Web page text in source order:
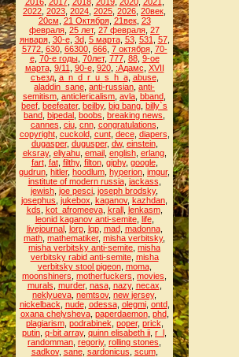
2022 2023 2024 2025 2026 20век
20см 21 Октября, 21век, 23
февраля 25 лет, 27 февраля 27
января, 30-е, 3d, 5 марта, 53, 531 57,
5772, 630, 66300, 666, 7 октября, 70-
е, 70-е годы, 70лет, 777, 88, 9-ое
марта, 9/11 90-е, 920, :Адамс XVII
съезд, a_n_d_r_u_s_h_a, abuse,
aladdin_sane anti-russian anti-
semitism anticlericalism avla bband
beef beefeater, beilby, big bang billy`s
band bipedal boobs breaking news
cannes ciu, cnn, congratulations
copyright, cuckold, cunt, dece, diapers
dugasper, dugusper, dw, einstein,
eksray, eliyahu, email, english, erlang,
fart, fat, filthy, filton, giphy, google,
gudrun hitler, hoodlum hyperion imgur,
institute of modern russia, jackass
jewish joe pesci joseph brodsky,
josephus jukebox kaganov, kazhdan
kds kot_afromeeva, krall, lenkasm,
leonid kaganov anti-semite, life,
livejournal, lorp, lqp, mad, madonna,
math mathematiker, misha verbitsky,
misha verbitsky anti-semite misha
verbitsky rabid anti-semite, misha
verbitsky stool pigeon, moma,
moonshiners motherfuckers movies
murals murder, nasa, nazy, necax
neklyueva nemtsov, new jersey,
nickelback nude, odessa, olegmi, ontd,
oxana chelysheva, paperdaemon, phd,
plagiarism, podrabinek poper, prick
putin q-bit array, quinn elisabeth ii r_l
randomman regoriy, rolling stones
sadkov, sane, sardonicus scum,